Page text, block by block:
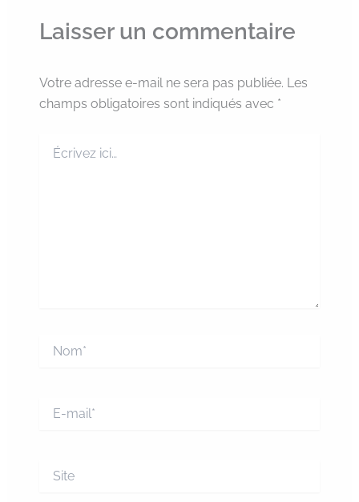
Laisser un commentaire
Votre adresse e-mail ne sera pas publiée. Les
champs obligatoires sont indiqués avec *
ici…
mail*